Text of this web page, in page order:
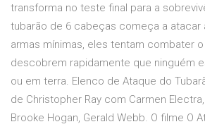
transforma no teste final para a
tubarão de 6 cabeças começa a atacar
armas mínimas, eles tentam combater
descobrem rapidamente que ninguém
ou em terra. Elenco de Ataque do
de Christopher Ray com Carmen
Brooke Hogan, Gerald Webb. O filme O